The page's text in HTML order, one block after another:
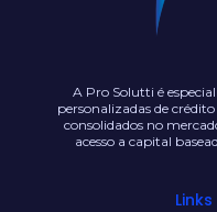
A Pro Solutti é
personalizadas de
consolidados no
acesso a capital